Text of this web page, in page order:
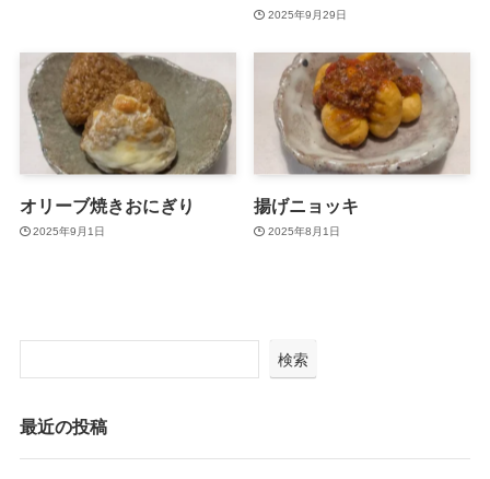
2025年9月29日
オリーブ焼きおにぎり
2025年9月1日
揚げニョッキ
2025年8月1日
検索
最近の投稿